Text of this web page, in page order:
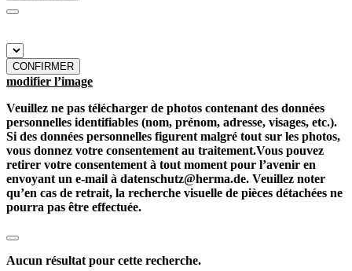
CONFIRMER
modifier l’image
Veuillez ne pas télécharger de photos contenant des données
personnelles identifiables (nom, prénom, adresse, visages, etc.).
Si des données personnelles figurent malgré tout sur les photos,
vous donnez votre consentement au traitement.Vous pouvez
retirer votre consentement à tout moment pour l’avenir en
envoyant un e-mail à datenschutz@herma.de. Veuillez noter
qu’en cas de retrait, la recherche visuelle de pièces détachées ne
pourra pas être effectuée.
Aucun résultat pour cette recherche.